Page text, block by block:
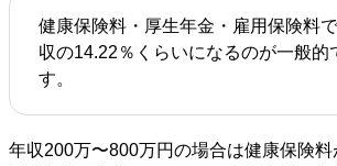
健康保険料・厚生年金・雇用保険料
収の14.22％くらいになるのが一般的
す。
年収200万〜800万円の場合は健康保険料